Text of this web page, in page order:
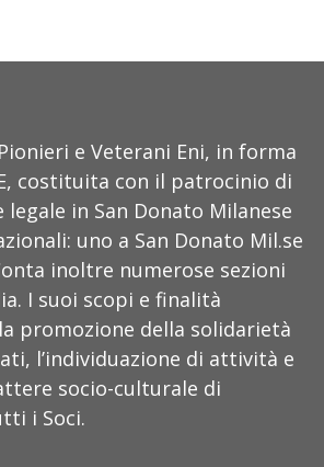
e Veterani Eni, in forma
costituita con il patrocinio di
legale in San Donato Milanese
uno a San Donato Mil.se
inoltre numerose sezioni
I suoi scopi e finalità
promozione della solidarietà
l’individuazione di attività e
socio-culturale di
i Soci.